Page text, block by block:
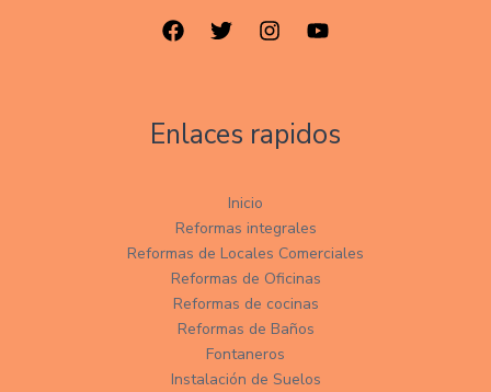
Enlaces rapidos
Inicio
Reformas integrales
Reformas de Locales Comerciales
Reformas de Oficinas
Reformas de cocinas
Reformas de Baños
Fontaneros
Instalación de Suelos